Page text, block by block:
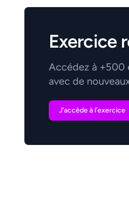
Exercice
Accédez à +500
avec de
J'accède à l'exercice